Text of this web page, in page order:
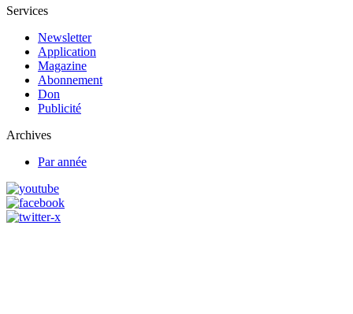
Services
Newsletter
Application
Magazine
Abonnement
Don
Publicité
Archives
Par année